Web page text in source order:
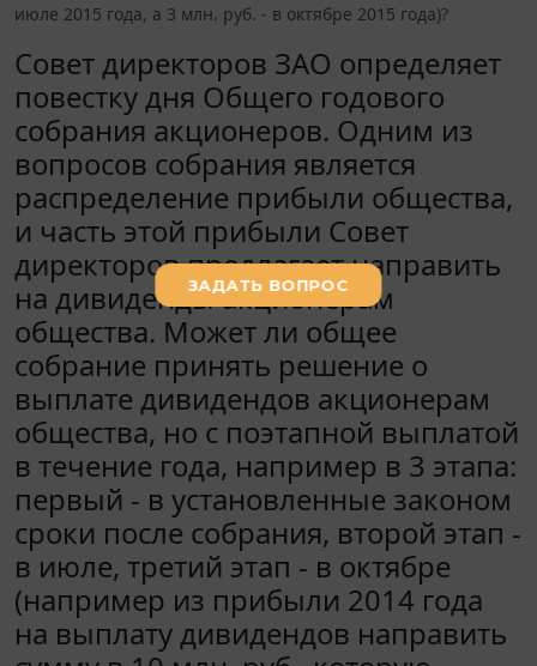
июле 2015 года, а 3 млн. руб. - в октябре 2015 года)?
Совет директоров ЗАО определяет
повестку дня Общего годового
собрания акционеров. Одним из
вопросов собрания является
распределение прибыли общества,
и часть этой прибыли Совет
директоров предлагает направить
на дивиденды акционерам
общества. Может ли общее
собрание принять решение о
выплате дивидендов акционерам
общества, но с поэтапной выплатой
в течение года, например в 3 этапа:
первый - в установленные законом
сроки после собрания, второй этап -
в июле, третий этап - в октябре
(например из прибыли 2014 года
на выплату дивидендов направить